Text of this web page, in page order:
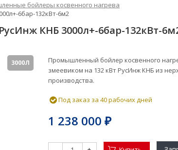
бойлеры косвенного нагрева
6бар-132кВт-6м2
КНБ 3000л+-6бар-132кВт-
3000Л
Промышленный бойлер косвенного
змеевиком на 132 кВт РусИнж КНБ из
производства.
Под заказ за 40 рабочих дней
1 238 000 ₽